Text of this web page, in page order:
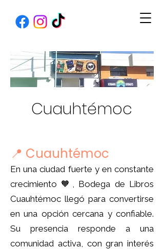
Cuauhtémoc
📍 Cuauhtémoc
En una ciudad fuerte y en constante
crecimiento 🧡, Bodega de Libros
Cuauhtémoc llegó para convertirse
en una opción cercana y confiable.
Su presencia responde a una
comunidad activa, con gran interés